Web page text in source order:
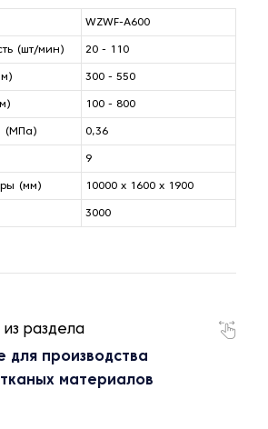
WZWF-A600
(шт/мин) 20 - 110
300 - 550
100 - 800
(МПа) 0,36
9
(мм) 10000 x 1600 x 1900
3000
раздела
для производства
материалов